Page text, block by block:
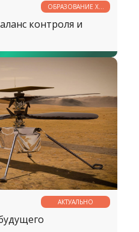
ОБРАЗОВАНИЕ XXI
ВЕКА
контроля и
АКТУАЛЬНО